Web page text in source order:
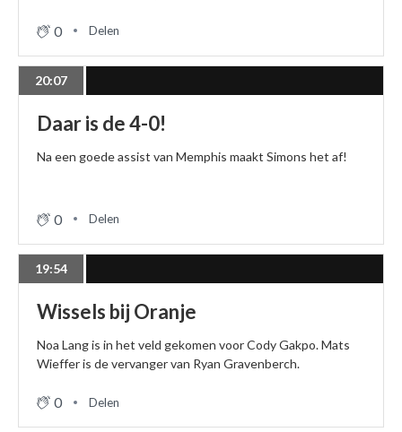
0 Delen
20:07
Daar is de 4-0!
Na een goede assist van Memphis maakt Simons het af!
0 Delen
19:54
Wissels bij Oranje
Noa Lang is in het veld gekomen voor Cody Gakpo. Mats
Wieffer is de vervanger van Ryan Gravenberch.
0 Delen